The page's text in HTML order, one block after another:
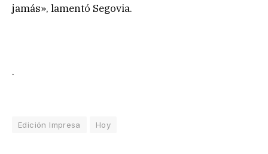
jamás», lamentó Segovia.
.
Edición Impresa Hoy